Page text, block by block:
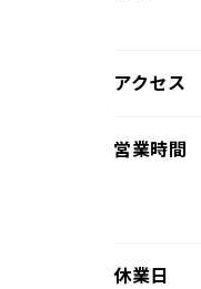
アクセス
営業時間
休業日